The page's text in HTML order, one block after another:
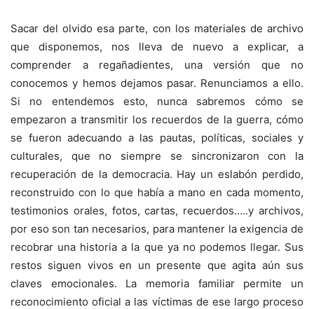
Sacar del olvido esa parte, con los materiales de archivo
que disponemos, nos lleva de nuevo a explicar, a
comprender a regañadientes, una versión que no
conocemos y hemos dejamos pasar. Renunciamos a ello.
Si no entendemos esto, nunca sabremos cómo se
empezaron a transmitir los recuerdos de la guerra, cómo
se fueron adecuando a las pautas, políticas, sociales y
culturales, que no siempre se sincronizaron con la
recuperación de la democracia. Hay un eslabón perdido,
reconstruido con lo que había a mano en cada momento,
testimonios orales, fotos, cartas, recuerdos…..y archivos,
por eso son tan necesarios, para mantener la exigencia de
recobrar una historia a la que ya no podemos llegar. Sus
restos siguen vivos en un presente que agita aún sus
claves emocionales. La memoria familiar permite un
reconocimiento oficial a las víctimas de ese largo proceso